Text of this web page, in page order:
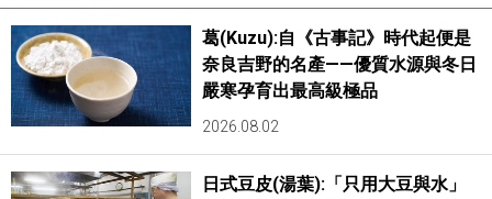
葛(Kuzu):自《古事記》時代起便是
奈良吉野的名產——優質水源與冬日
嚴寒孕育出最高級極品
2026.08.02
日式豆皮(湯葉):「只用大豆與水」